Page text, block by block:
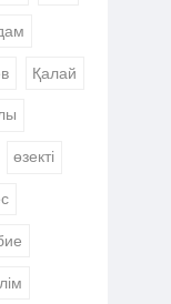
Қалай
өзекті